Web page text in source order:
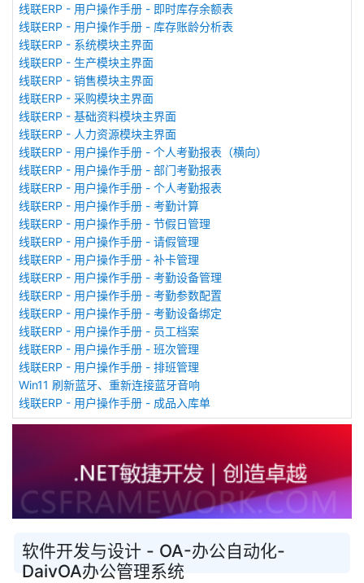
线联ERP - 用户操作手册 - 即时库存余额表
线联ERP - 用户操作手册 - 库存账龄分析表
线联ERP - 系统模块主界面
线联ERP - 生产模块主界面
线联ERP - 销售模块主界面
线联ERP - 采购模块主界面
线联ERP - 基础资料模块主界面
线联ERP - 人力资源模块主界面
线联ERP - 用户操作手册 - 个人考勤报表（横向）
线联ERP - 用户操作手册 - 部门考勤报表
线联ERP - 用户操作手册 - 个人考勤报表
线联ERP - 用户操作手册 - 考勤计算
线联ERP - 用户操作手册 - 节假日管理
线联ERP - 用户操作手册 - 请假管理
线联ERP - 用户操作手册 - 补卡管理
线联ERP - 用户操作手册 - 考勤设备管理
线联ERP - 用户操作手册 - 考勤参数配置
线联ERP - 用户操作手册 - 考勤设备绑定
线联ERP - 用户操作手册 - 员工档案
线联ERP - 用户操作手册 - 班次管理
线联ERP - 用户操作手册 - 排班管理
Win11 刷新蓝牙、重新连接蓝牙音响
线联ERP - 用户操作手册 - 成品入库单
软件开发与设计 - OA-办公自动化-
DaivOA办公管理系统